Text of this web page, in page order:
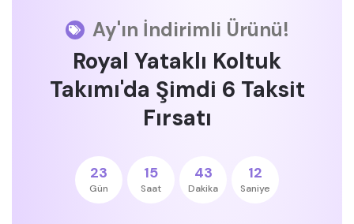
Ay'ın İndirimli Ürünü!
Royal Yataklı Koltuk
Takımı'da Şimdi 6 Taksit
Fırsatı
23
Gün
15
Saat
43
Dakika
12
Saniye